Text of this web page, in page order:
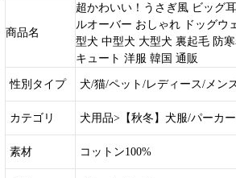
商品名
超かわいい！うさぎ風 ビッグ
ルオーバー おしゃれ ドッグウ
型犬 中型犬 大型犬 裏起毛 防
キュート 洋服 韓国 通販
性別タイプ 犬/猫/ペット/レディース/メン
カテゴリ 犬用品>【秋冬】犬服/パーカ
素材 コットン100%